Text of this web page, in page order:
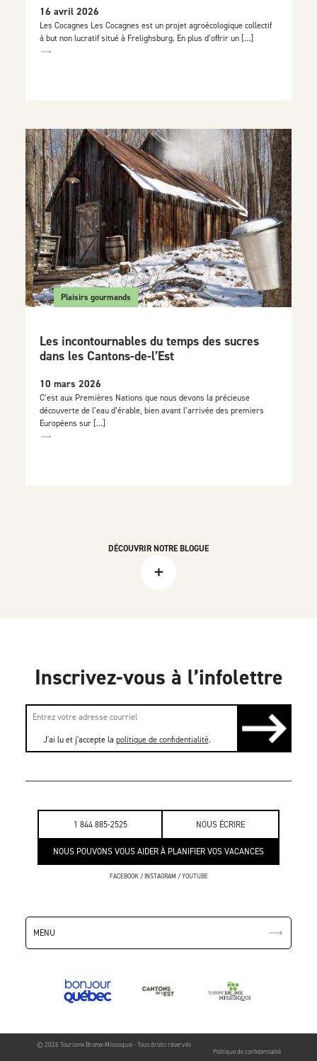
1 844 885-2525 NOUS ÉCRIRE
NOUS POUVONS VOUS AIDER À PLANIFIER VOS VACANCES
FACEBOOK/INSTAGRAM /YOUTUBE
MENU
© 2026 Tourisme Brome-Missisquoi - Tous droits réservés
Politique de confidentialité
16 avril 2026
Les Cocagnes Les Cocagnes est un projet agroécologique collectif
à but non lucratif situé à Frelighsburg. En plus d’offrir un […]
Plaisirs gourmands
Les incontournables du temps des sucres
dans les Cantons-de-l’Est
10 mars 2026
C’est aux Premières Nations que nous devons la précieuse
découverte de l’eau d’érable, bien avant l’arrivée des premiers
Européens sur […]
DÉCOUVRIR NOTRE BLOGUE
+
Inscrivez-vous à l’infolettre
J'ai lu et j'accepte la politique de confidentialité.